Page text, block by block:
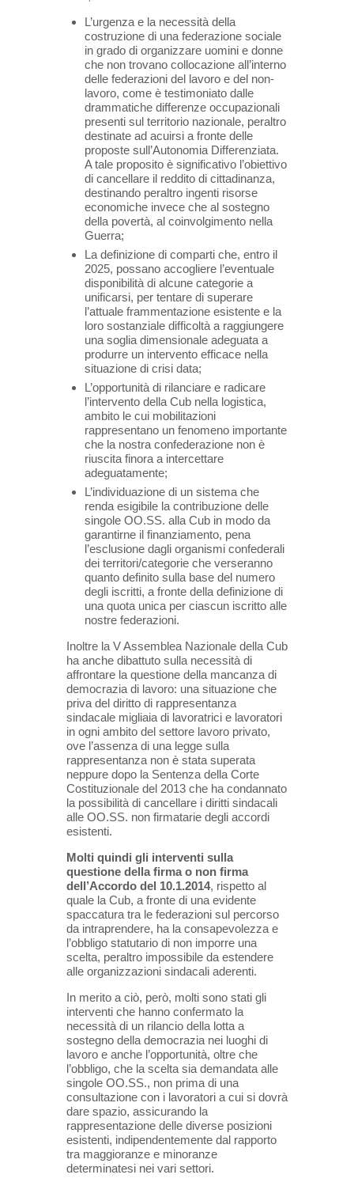
L’urgenza e la necessità della
costruzione di una federazione sociale
in grado di organizzare uomini e donne
che non trovano collocazione all’interno
delle federazioni del lavoro e del non-
lavoro, come è testimoniato dalle
drammatiche differenze occupazionali
presenti sul territorio nazionale, peraltro
destinate ad acuirsi a fronte delle
proposte sull’Autonomia Differenziata.
A tale proposito è significativo l’obiettivo
di cancellare il reddito di cittadinanza,
destinando peraltro ingenti risorse
economiche invece che al sostegno
della povertà, al coinvolgimento nella
Guerra;
La definizione di comparti che, entro il
2025, possano accogliere l’eventuale
disponibilità di alcune categorie a
unificarsi, per tentare di superare
l’attuale frammentazione esistente e la
loro sostanziale difficoltà a raggiungere
una soglia dimensionale adeguata a
produrre un intervento efficace nella
situazione di crisi data;
L’opportunità di rilanciare e radicare
l’intervento della Cub nella logistica,
ambito le cui mobilitazioni
rappresentano un fenomeno importante
che la nostra confederazione non è
riuscita finora a intercettare
adeguatamente;
L’individuazione di un sistema che
renda esigibile la contribuzione delle
singole OO.SS. alla Cub in modo da
garantirne il finanziamento, pena
l’esclusione dagli organismi confederali
dei territori/categorie che verseranno
quanto definito sulla base del numero
degli iscritti, a fronte della definizione di
una quota unica per ciascun iscritto alle
nostre federazioni.
Inoltre la V Assemblea Nazionale della Cub
ha anche dibattuto sulla necessità di
affrontare la questione della mancanza di
democrazia di lavoro: una situazione che
priva del diritto di rappresentanza
sindacale migliaia di lavoratrici e lavoratori
in ogni ambito del settore lavoro privato,
ove l’assenza di una legge sulla
rappresentanza non è stata superata
neppure dopo la Sentenza della Corte
Costituzionale del 2013 che ha condannato
la possibilità di cancellare i diritti sindacali
alle OO.SS. non firmatarie degli accordi
esistenti.
Molti quindi gli interventi sulla
questione della firma o non firma
dell’Accordo del 10.1.2014, rispetto al
quale la Cub, a fronte di una evidente
spaccatura tra le federazioni sul percorso
da intraprendere, ha la consapevolezza e
l’obbligo statutario di non imporre una
scelta, peraltro impossibile da estendere
alle organizzazioni sindacali aderenti.
In merito a ciò, però, molti sono stati gli
interventi che hanno confermato la
necessità di un rilancio della lotta a
sostegno della democrazia nei luoghi di
lavoro e anche l’opportunità, oltre che
l’obbligo, che la scelta sia demandata alle
singole OO.SS., non prima di una
consultazione con i lavoratori a cui si dovrà
dare spazio, assicurando la
rappresentazione delle diverse posizioni
esistenti, indipendentemente dal rapporto
tra maggioranze e minoranze
determinatesi nei vari settori.